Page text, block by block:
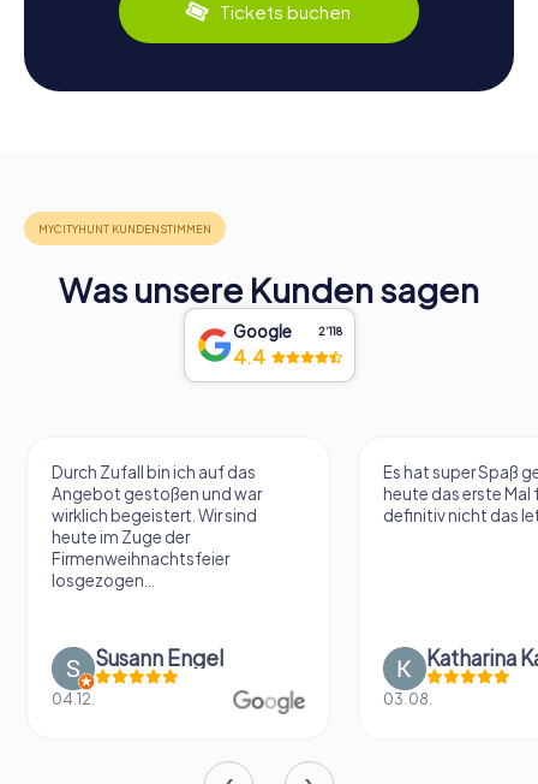
Tickets buchen
Was unsere Kunden sagen
Google 2‘118
4.4
Durch Zufall bin ich auf das
Angebot gestoßen und war
wirklich begeistert. Wir sind
heute im Zuge der
Firmenweihnachtsfeier
losgezogen...
Susann Engel
04.12.
Es hat super Spaß
heute das erste Mal
definitiv nicht das
Katharina
03.08.